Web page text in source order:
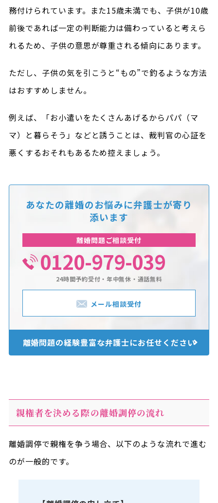
務付けられています。また15歳未満でも、子供が10歳
前後であれば一定の判断能力は備わっていると考えら
れるため、子供の意思が尊重される傾向にあります。
ただし、子供の気を引こうと“もの”で釣るような方法
はおすすめしません。
例えば、「お小遣いをたくさんあげるからパパ（マ
マ）と暮らそう」などと誘うことは、裁判官の心証を
悪くするおそれもあるため控えましょう。
あなたの離婚のお悩みに弁護士が寄り
添います
離婚問題ご相談受付
0120-979-039
24時間予約受付・年中無休・通話無料
メール相談受付
離婚問題の経験豊富な弁護士にお任せください
親権者を決める際の離婚調停の流れ
離婚調停で親権を争う場合、以下のような流れで進む
のが一般的です。